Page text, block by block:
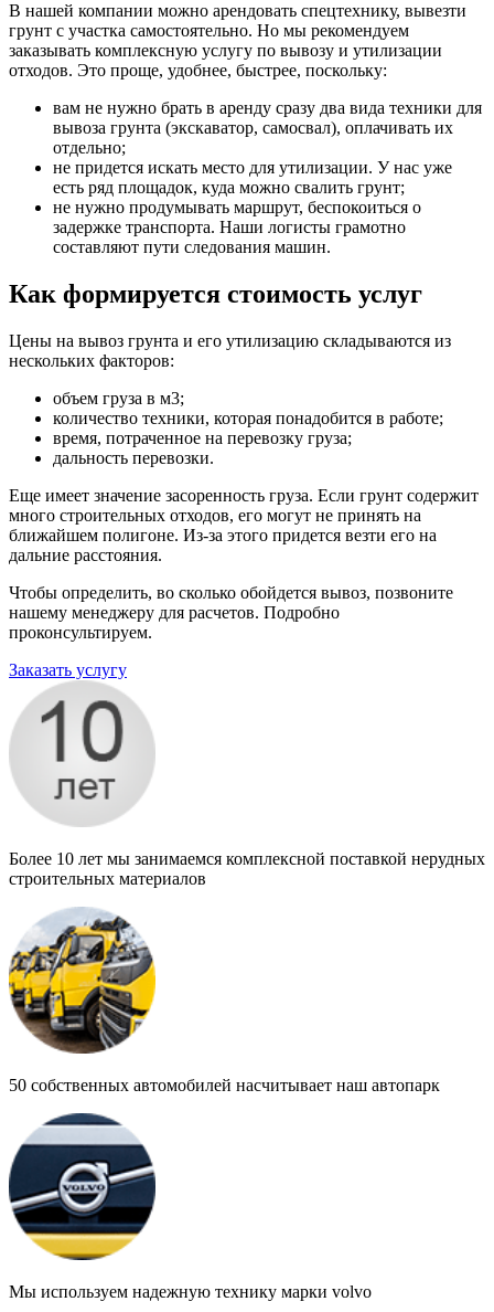
В нашей компании можно арендовать спецтехнику, вывезти
грунт с участка самостоятельно. Но мы рекомендуем
заказывать комплексную услугу по вывозу и утилизации
отходов. Это проще, удобнее, быстрее, поскольку:
вам не нужно брать в аренду сразу два вида техники для
вывоза грунта (экскаватор, самосвал), оплачивать их
отдельно;
не придется искать место для утилизации. У нас уже
есть ряд площадок, куда можно свалить грунт;
не нужно продумывать маршрут, беспокоиться о
задержке транспорта. Наши логисты грамотно
составляют пути следования машин.
Как формируется стоимость услуг
Цены на вывоз грунта и его утилизацию складываются из
нескольких факторов:
объем груза в м3;
количество техники, которая понадобится в работе;
время, потраченное на перевозку груза;
дальность перевозки.
Еще имеет значение засоренность груза. Если грунт содержит
много строительных отходов, его могут не принять на
ближайшем полигоне. Из-за этого придется везти его на
дальние расстояния.
Чтобы определить, во сколько обойдется вывоз, позвоните
нашему менеджеру для расчетов. Подробно
проконсультируем.
Заказать услугу
Более 10 лет мы занимаемся комплексной поставкой нерудных
строительных материалов
50 собственных автомобилей насчитывает наш автопарк
Мы используем надежную технику марки volvo